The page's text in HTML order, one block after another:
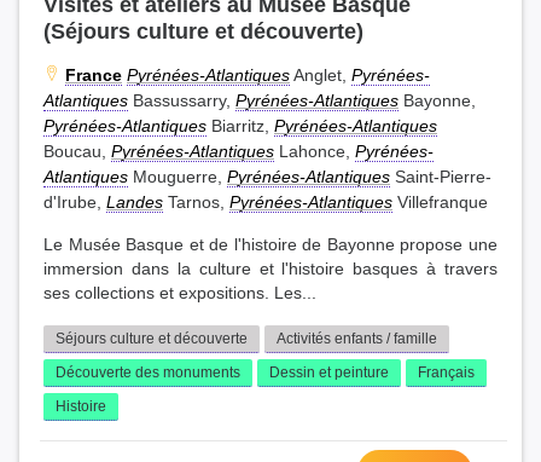
(Séjours culture et découverte)
France Pyrénées-AtlantiquesAnglet, Pyrénées-
Atlantiques Bassussarry, Pyrénées-Atlantiques Bayonne,
Pyrénées-Atlantiques Biarritz, Pyrénées-Atlantiques
Boucau, Pyrénées-Atlantiques Lahonce, Pyrénées-
Atlantiques Mouguerre, Pyrénées-Atlantiques Saint-Pierre-
d'Irube, Landes Tarnos, Pyrénées-Atlantiques Villefranque
Le Musée Basque et de l'histoire de Bayonne propose une
immersion dans la culture et l'histoire basques à travers
ses collections et expositions. Les...
Séjours culture et découverte
Activités enfants / famille
Découverte des monuments
Dessin et peinture
Français
Histoire